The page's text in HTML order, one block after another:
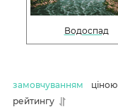
Водоспад
замовчуванням ціною
рейтингу